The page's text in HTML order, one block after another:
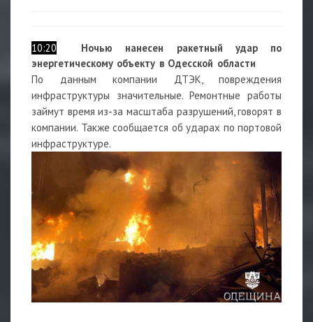
10:20
Ночью нанесен ракетный удар по
энергетическому объекту в Одесской области
По данным компании
ДТЭК , повреждения
инфраструктуры значительные. Ремонтные работы
займут время из-за масштаба разрушений, говорят в
компании. Также сообщается об ударах по портовой
инфраструктуре.